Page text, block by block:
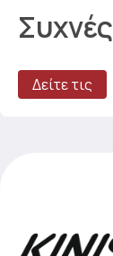
Δείτε τις